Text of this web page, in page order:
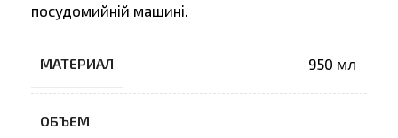
посудомийній машині.
МАТЕРИАЛ 950 мл
ОБЪЕМ